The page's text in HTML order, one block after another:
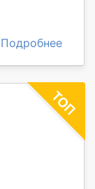
Подробнее